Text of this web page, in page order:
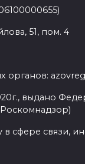
51, пом. 4
органов:
выдано
сфере связи,